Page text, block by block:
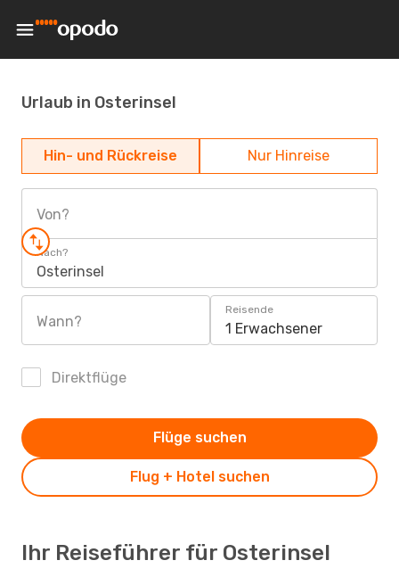
Urlaub in Osterinsel
Hin- und Rückreise Nur Hinreise
Von?
Nach?
Osterinsel
Wann?
Reisende
1 Erwachsener
Direktflüge
Flug + Hotel suchen
Flüge suchen
Ihr Reiseführer für Osterinsel